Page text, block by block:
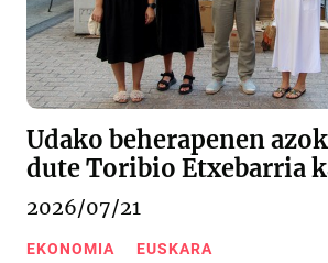
Udako beherapenen
dute Toribio Etxebarria
2026/07/21
EKONOMIA EUSKARA